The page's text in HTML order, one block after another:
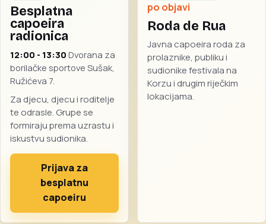
Besplatna
capoeira
radionica
12:00 - 13:30 Dvorana za
borilačke sportove Sušak,
Ružićeva 7.
Za djecu, djecu i roditelje
te odrasle. Grupe se
formiraju prema uzrastu i
iskustvu sudionika.
Prijava za
besplatnu
capoeiru
po objavi
Roda de Rua
Javna capoeira roda za
prolaznike, publiku i
sudionike festivala na
Korzu i drugim riječkim
lokacijama.